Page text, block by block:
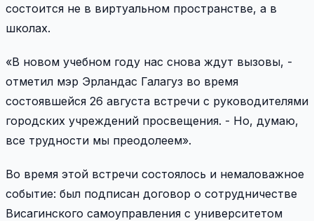
состоится не в виртуальном пространстве, а в
школах.
«В новом учебном году нас снова ждут вызовы, -
отметил мэр Эрландас Галагуз во время
состоявшейся 26 августа встречи с руководителями
городских учреждений просвещения. - Но, думаю,
все трудности мы преодолеем».
Во время этой встречи состоялось и немаловажное
событие: был подписан договор о сотрудничестве
Висагинского самоуправления с университетом